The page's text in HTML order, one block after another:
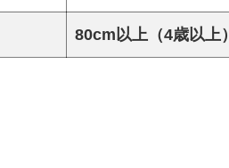
80cm以上（4歳以上）